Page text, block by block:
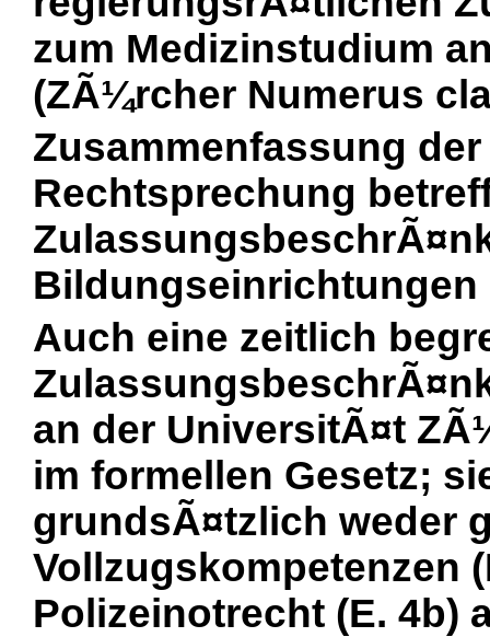
zum Medizinstudium
(ZÃ¼rcher Numerus
Zusammenfassung
Rechtsprechung
Bildungseinrichtungen
Auch eine zeitlich
an der UniversitÃ¤t
im formellen Gesetz;
grundsÃ¤tzlich weder
Vollzugskompetenzen
Polizeinotrecht (E. 4b)